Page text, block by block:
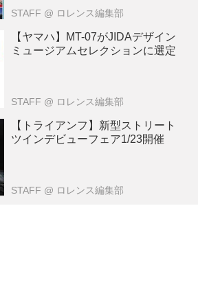
STAFF @ ロレンス編集部
【ヤマハ】MT-07がJIDAデザイン
ミュージアムセレクションに選定
STAFF @ ロレンス編集部
【トライアンフ】新型ストリート
ツインデビューフェア1/23開催
STAFF @ ロレンス編集部